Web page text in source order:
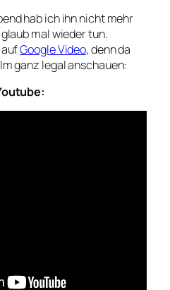
hab ich ihn nicht mehr
mal wieder tun.
aufGoogle Video, denn da
ganz legal anschauen: